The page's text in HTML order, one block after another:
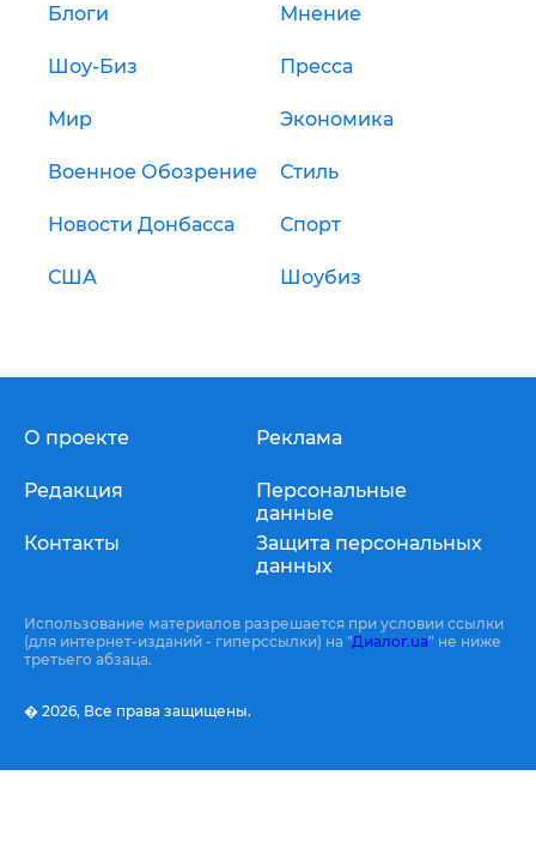
Блоги Мнение
Шоу-Биз Пресса
Мир Экономика
Военное Обозрение Стиль
Новости Донбасса Спорт
США Шоубиз
О проекте
Редакция
Контакты
Реклама
Персональные
данные
Защита персональных
данных
Использование материалов разрешается при условии ссылки
(для интернет-изданий - гиперссылки) на "Диалог.ua" не ниже
третьего абзаца.
� 2026, Все права защищены.